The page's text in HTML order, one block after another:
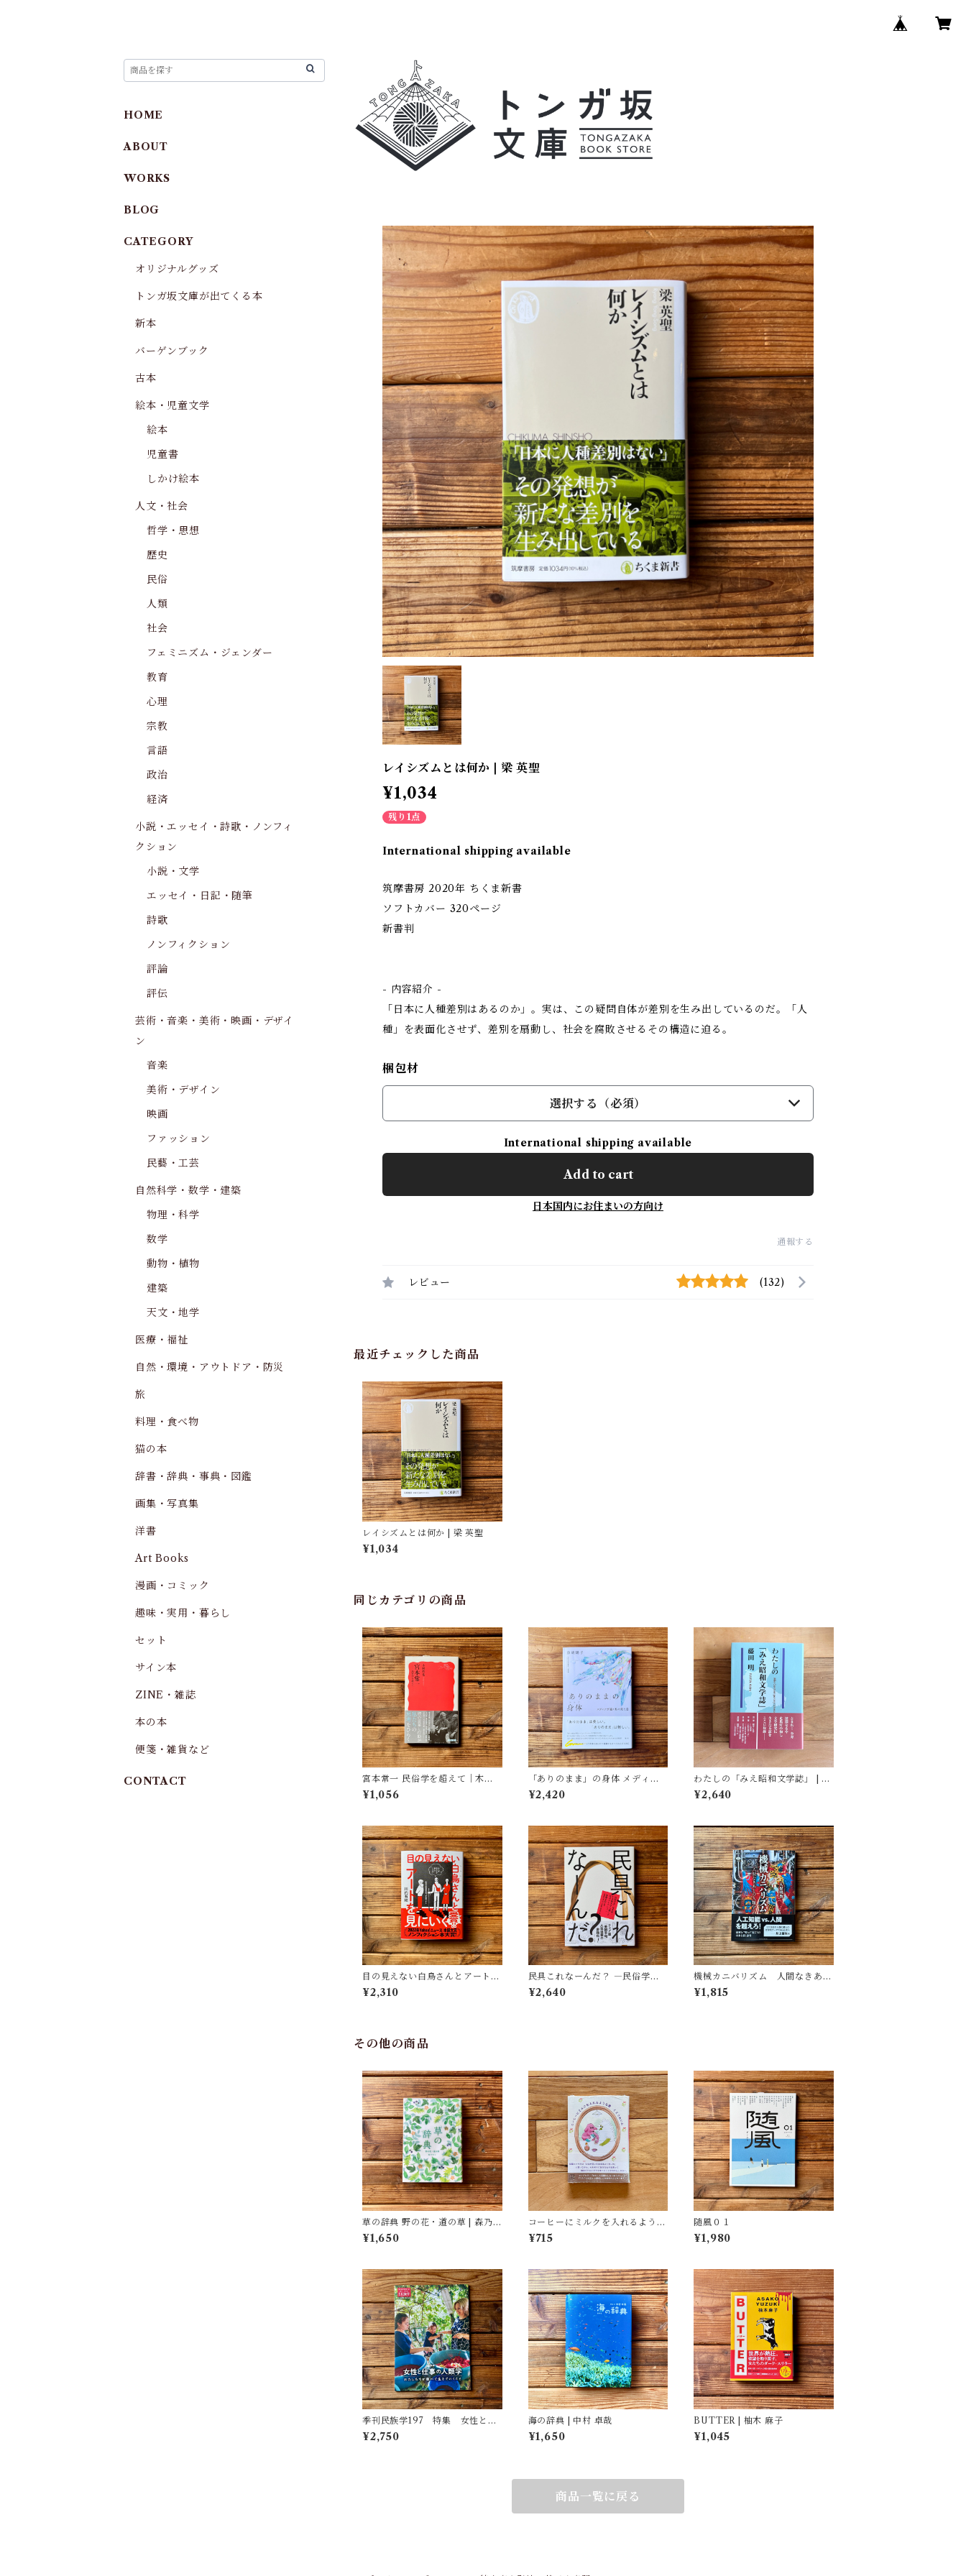
レイシズムとは何か | 梁 英聖
¥1,034
残り1点
International shipping available
筑摩書房 2020年 ちくま新書
ソフトカバー 320ページ
新書判
- 内容紹介 -
「日本に人種差別はあるのか」。実は、この疑問自体が差別を生み出しているのだ。「人
種」を表面化させず、差別を扇動し、社会を腐敗させるその構造に迫る。
梱包材
選択する（必須）
International shipping available
Add to cart
日本国内にお住まいの方向け
通報する
レビュー (132)
最近チェックした商品
レイシズムとは何か | 梁 英聖
¥1,034
同じカテゴリの商品
宮本常一 民俗学を超えて｜木村
哲也
¥1,056
「ありのまま」の身体 メディア
が描く私の見た目 | 藤嶋 陽子(著)
¥2,420
わたしの「みえ昭和文学誌」 | 藤
田 明
¥2,640
目の見えない白鳥さんとアートを
見にいく | 川内 有緒
¥2,310
民具これなーんだ？ ―民俗学
者・宮本常一が美術大学に遺した
民具コレクション | 加藤幸治(監
¥2,640
機械カニバリズム 人間なきあと
の人類学へ｜久保 明教
¥1,815
その他の商品
草の辞典 野の花・道の草 | 森乃お
と, ささきみえこ（イラスト）
¥1,650
コーヒーにミルクを入れるような
愛 | くどう れいん
¥715
随風０１
¥1,980
季刊民族学197 特集 女性と仕
事の人類学：わたしたちが働いて
生きていくこと
¥2,750
海の辞典 | 中村 卓哉
¥1,650
BUTTER | 柚木 麻子
¥1,045
商品一覧に戻る
HOME
ABOUT
WORKS
BLOG
CATEGORY
オリジナルグッズ
トンガ坂文庫が出てくる本
新本
バーゲンブック
古本
絵本・児童文学
絵本
児童書
しかけ絵本
人文・社会
哲学・思想
歴史
民俗
人類
社会
フェミニズム・ジェンダー
教育
心理
宗教
言語
政治
経済
小説・エッセイ・詩歌・ノンフィ
クション
小説・文学
エッセイ・日記・随筆
詩歌
ノンフィクション
評論
評伝
芸術・音楽・美術・映画・デザイ
ン
音楽
美術・デザイン
映画
ファッション
民藝・工芸
自然科学・数学・建築
物理・科学
数学
動物・植物
建築
天文・地学
医療・福祉
自然・環境・アウトドア・防災
旅
料理・食べ物
猫の本
辞書・辞典・事典・図鑑
画集・写真集
洋書
Art Books
漫画・コミック
趣味・実用・暮らし
セット
サイン本
ZINE・雑誌
本の本
便箋・雑貨など
CONTACT